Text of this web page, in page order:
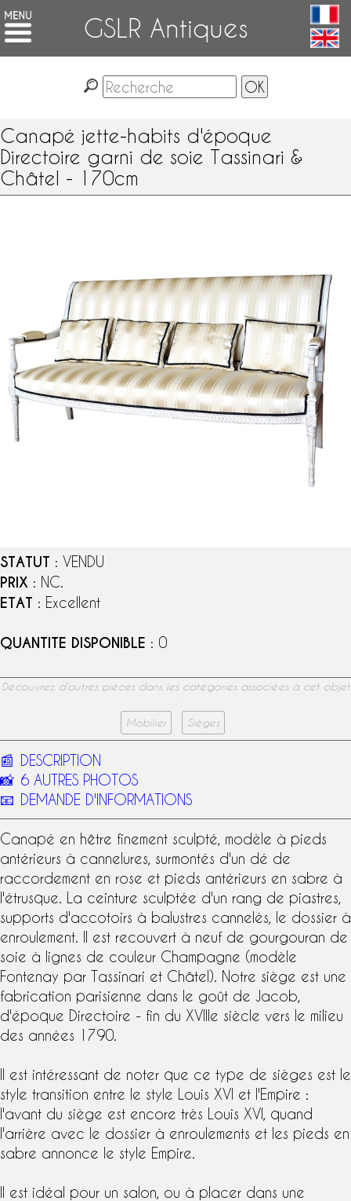
GSLR Antiques
Canapé jette-habits d'époque
Directoire garni de soie Tassinari &
Châtel - 170cm
STATUT : VENDU
PRIX : NC.
ETAT : Excellent
QUANTITE DISPONIBLE : 0
Découvrez d’autres pièces dans les catégories associées à cet objet
:
Mobilier
Sièges
📰 DESCRIPTION
📸 6 AUTRES PHOTOS
📧 DEMANDE D'INFORMATIONS
Canapé en hêtre finement sculpté, modèle à pieds
antérieurs à cannelures, surmontés d'un dé de
raccordement en rose et pieds antérieurs en sabre à
l'étrusque. La ceinture sculptée d'un rang de piastres,
supports d'accotoirs à balustres cannelés, le dossier à
enroulement. Il est recouvert à neuf de gourgouran de
soie à lignes de couleur Champagne (modèle
Fontenay par Tassinari et Châtel ). Notre siège est une
fabrication parisienne dans le goût de Jacob,
d'époque Directoire - fin du XVIIIe siècle vers le milieu
des années 1790.
Il est intéressant de noter que ce type de sièges est le
style transition entre le style Louis XVI et l'Empire :
l'avant du siège est encore très
Louis XVI
, quand
l'arrière avec le dossier à enroulements et les pieds en
sabre annonce le style Empire
Il est idéal pour un salon, ou à placer dans une